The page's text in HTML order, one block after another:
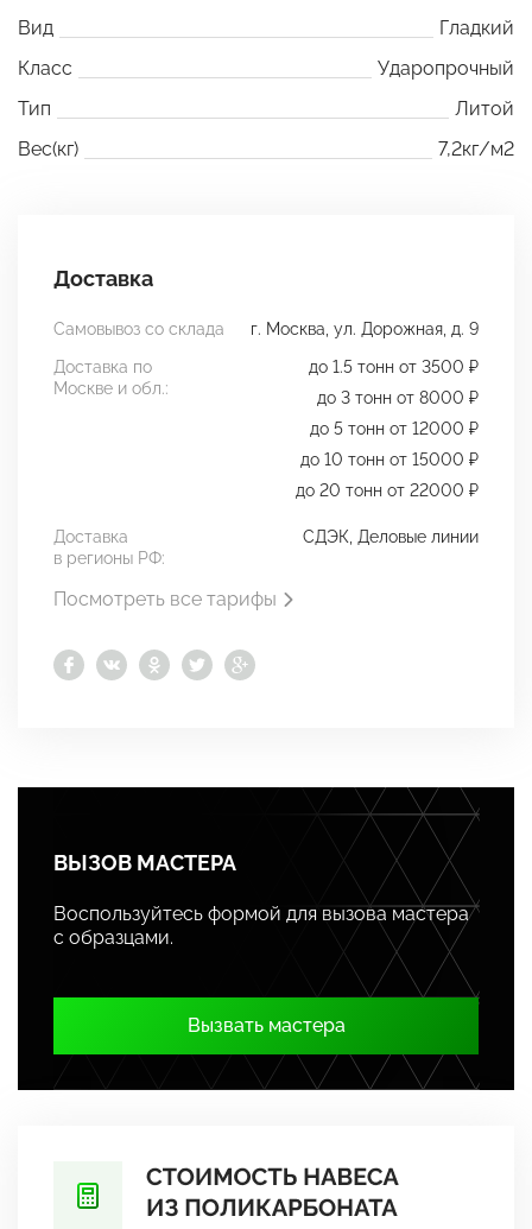
Вид
Гладкий
Класс
Ударопрочный
Тип
Литой
Вес(кг)
7,2кг/м2
Доставка
Самовывоз со склада
г. Москва, ул. Дорожная, д. 9
Доставка по
Москве и обл.:
до 1.5 тонн от 3500 ₽
до 3 тонн от 8000 ₽
до 5 тонн от 12000 ₽
до 10 тонн от 15000 ₽
до 20 тонн от 22000 ₽
Доставка
в регионы РФ:
СДЭК, Деловые линии
Посмотреть все тарифы
ВЫЗОВ МАСТЕРА
Воспользуйтесь формой для вызова мастера
с образцами.
Вызвать мастера